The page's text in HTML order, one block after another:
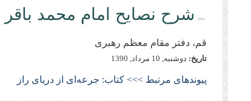
شرح نصایح امام محمد باقر
قم، دفتر مقام معظم رهبری
تاریخ: دوشنبه, 10 مرداد, 1390
پیوندهای مرتبط >>> کتاب: جرعه‌ای از دریای راز